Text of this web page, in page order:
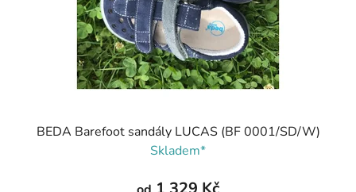
BEDA Barefoot sandály LUCAS (BF 0001/SD/W)
Skladem*